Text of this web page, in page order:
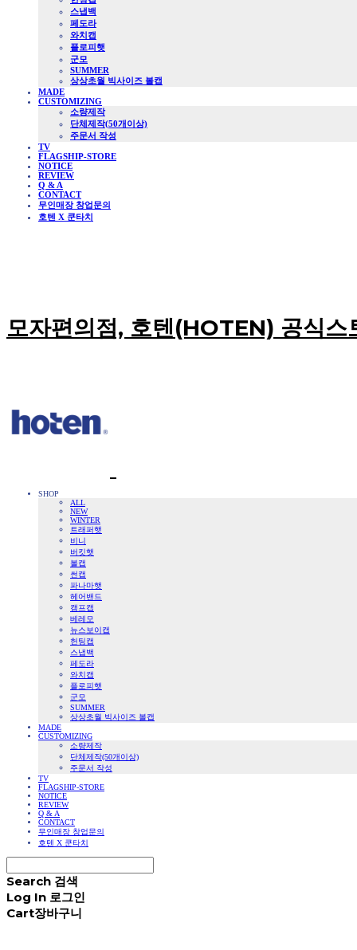
스냅백
페도라
와치캡
플로피햇
군모
SUMMER
상상초월 빅사이즈 볼캡
MADE
CUSTOMIZING
소량제작
단체제작(50개이상)
주문서 작성
TV
FLAGSHIP-STORE
NOTICE
REVIEW
Q & A
CONTACT
무인매장 창업문의
호텐 X 쿤타치
모자편의점, 호텐(HOTEN) 공식스
SHOP
ALL
NEW
WINTER
트래퍼햇
비니
버킷햇
볼캡
썬캡
파나마햇
헤어밴드
캠프캡
베레모
뉴스보이캡
헌팅캡
스냅백
페도라
와치캡
플로피햇
군모
SUMMER
상상초월 빅사이즈 볼캡
MADE
CUSTOMIZING
소량제작
단체제작(50개이상)
주문서 작성
TV
FLAGSHIP-STORE
NOTICE
REVIEW
Q & A
CONTACT
무인매장 창업문의
호텐 X 쿤타치
Search 검색
Log In 로그인
Cart장바구니